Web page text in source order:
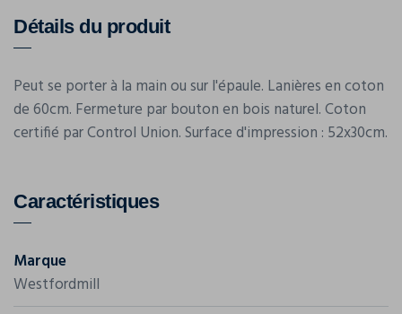
Détails du produit
Peut se porter à la main ou sur l'épaule. Lanières en coton
de 60cm. Fermeture par bouton en bois naturel. Coton
certifié par Control Union. Surface d'impression : 52x30cm.
Caractéristiques
Marque
Westfordmill